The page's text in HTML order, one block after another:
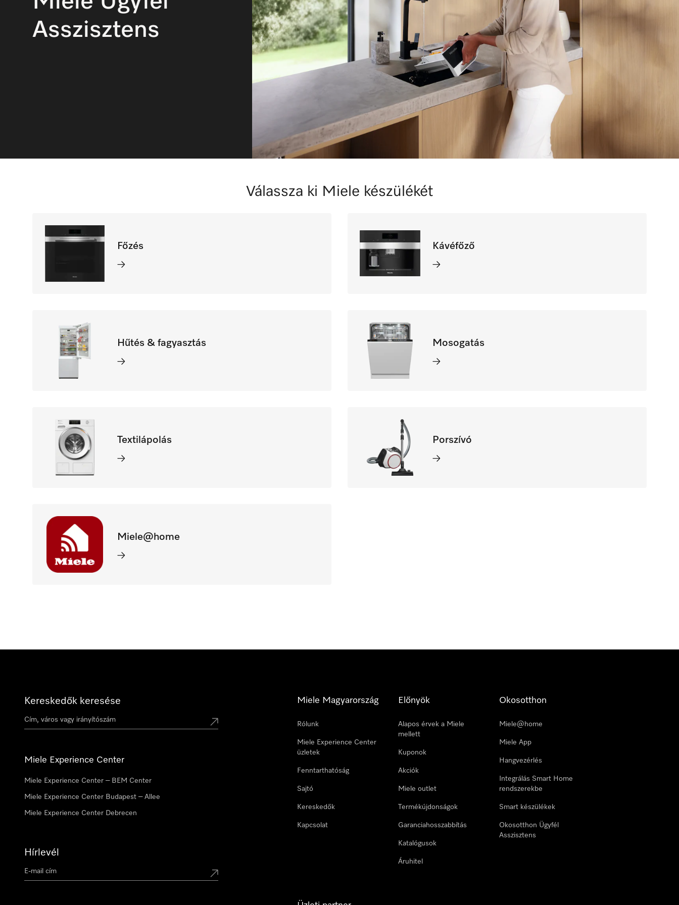
Asszisztens
Válassza ki Miele készülékét
Főzés Kávéfőző
Hűtés & fagyasztás Mosogatás
Textilápolás Porszívó
Miele@home
Kereskedők keresése
Miele Experience Center
Miele Experience Center – BEM Center
Miele Experience Center Budapest – Allee
Miele Experience Center Debrecen
Hírlevél
Miele Magyarország
Rólunk
Miele Experience Center
üzletek
Fenntarthatóság
Sajtó
Kereskedők
Kapcsolat
Előnyök
Alapos érvek a Miele
mellett
Kuponok
Akciók
Miele outlet
Termékújdonságok
Garanciahosszabbítás
Katalógusok
Áruhitel
Okosotthon
Miele@home
Miele App
Hangvezérlés
Integrálás Smart Home
rendszerekbe
Smart készülékek
Okosotthon Ügyfél
Asszisztens